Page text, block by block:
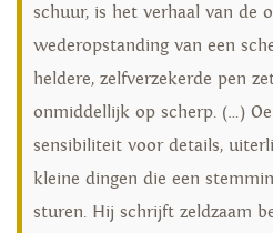
schuur, is het verhaal van de
wederopstanding van een
heldere, zelfverzekerde pen
onmiddellijk op scherp. (…)
sensibiliteit voor details,
kleine dingen die een
sturen. Hij schrijft zeldzaam